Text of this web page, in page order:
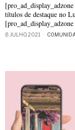
títulos de destaque no
8 JULHO, 2021